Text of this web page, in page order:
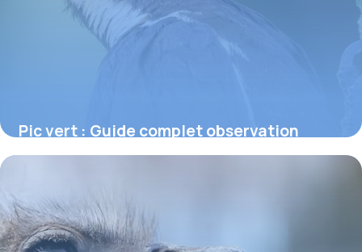
Pic vert : Guide complet observation
nature